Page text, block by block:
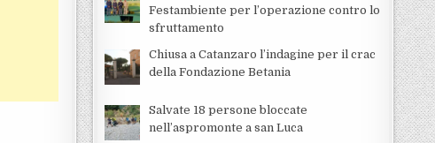
Festambiente per l’operazione contro lo
sfruttamento
Chiusa a Catanzaro l’indagine per il crac
della Fondazione Betania
Salvate 18 persone bloccate
nell’aspromonte a san Luca